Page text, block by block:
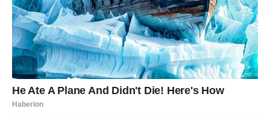
Sreća će kucati na njihova vrata onda kada pomisle da je
najmanje verovatno.